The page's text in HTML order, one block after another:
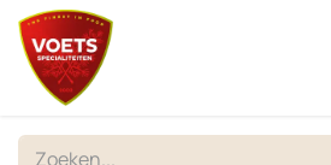
Overslaan naar inhoud